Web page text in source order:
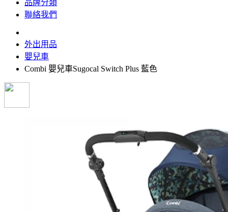
品牌分類
聯絡我們
外出用品
嬰兒車
Combi 嬰兒車Sugocal Switch Plus 藍色